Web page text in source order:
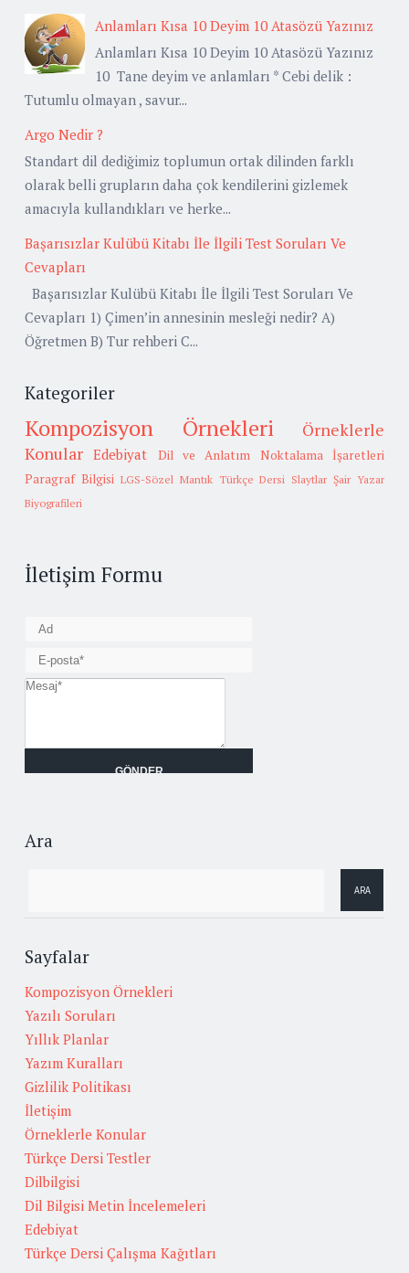
Anlamları Kısa 10 Deyim 10 Atasözü Yazınız
Anlamları Kısa 10 Deyim 10 Atasözü Yazınız
10 Tane deyim ve anlamları * Cebi delik :
Tutumlu olmayan , savur...
Argo Nedir ?
Standart dil dediğimiz toplumun ortak dilinden farklı
olarak belli grupların daha çok kendilerini gizlemek
amacıyla kullandıkları ve herke...
Başarısızlar Kulübü Kitabı İle İlgili Test Soruları Ve
Cevapları
Başarısızlar Kulübü Kitabı İle İlgili Test Soruları Ve
Cevapları 1) Çimen’in annesinin mesleği nedir? A)
Öğretmen B) Tur rehberi C...
Kategoriler
Kompozisyon Örnekleri
Örneklerle
Konular Edebiyat Dil ve Anlatım
Noktalama İşaretleri
Paragraf Bilgisi LGS-Sözel Mantık Türkçe Dersi Slaytlar Şair Yazar
Biyografileri
İletişim Formu
Ara
Sayfalar
Kompozisyon Örnekleri
Yazılı Soruları
Yıllık Planlar
Yazım Kuralları
Gizlilik Politikası
İletişim
Örneklerle Konular
Türkçe Dersi Testler
Dilbilgisi
Dil Bilgisi Metin İncelemeleri
Edebiyat
Türkçe Dersi Çalışma Kağıtları